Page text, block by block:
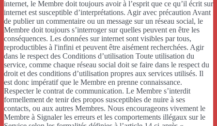
internet, le Membre doit toujours avoir à l’esprit que ce qu’il écrit sur
internet est susceptible d’interprétations. Agir avec précaution Avant
de publier un commentaire ou un message sur un réseau social, le
Membre doit toujours s’interroger sur quelles peuvent en être les
conséquences. Les données sur internet sont visibles par tous,
reproductibles à l'infini et peuvent être aisément recherchées. Agir
dans le respect des Conditions d’utilisation Toute utilisation du
service, comme chaque réseau social doit se faire dans le respect du
droit et des conditions d’utilisation propres aux services utilisés. Il
est donc impératif que le Membre en prenne connaissance.
Respecter le contrat de communication. Le Membre s’interdit
formellement de tenir des propos susceptibles de nuire à ses
contacts, ou aux autres Membres. Nous encourageons vivement le
Membre à Signaler les erreurs et les comportements illégaux sur le